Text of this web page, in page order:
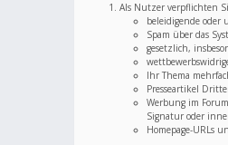
Als Nutzer verpflichten
beleidigende
Spam über das
gesetzlich,
Ihr Thema
Presseartikel
Werbung im
Signatur oder
Homepage-URLs